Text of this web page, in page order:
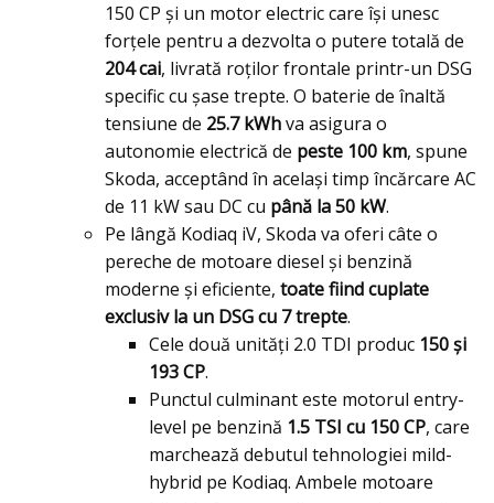
150 CP și un motor electric care își unesc
forțele pentru a dezvolta o putere totală de
204 cai, livrată roţilor frontale printr-un DSG
specific cu şase trepte. O baterie de înaltă
tensiune de 25.7 kWhva asigura o
autonomie electrică de peste 100 km, spune
Skoda, acceptând în acelaşi timp încărcare AC
de 11 kW sau DC cu până la 50 kW.
Pe lângă Kodiaq iV, Skoda va oferi câte o
pereche de motoare diesel și benzină
moderne și eficiente, toate fiind cuplate
exclusiv la un DSG cu 7 trepte.
Cele două unități 2.0 TDI produc 150 și
193 CP.
Punctul culminant este motorul entry-
level pe benzină 1.5 TSI cu 150 CP, care
marchează debutul tehnologiei mild-
hybrid pe Kodiaq. Ambele motoare